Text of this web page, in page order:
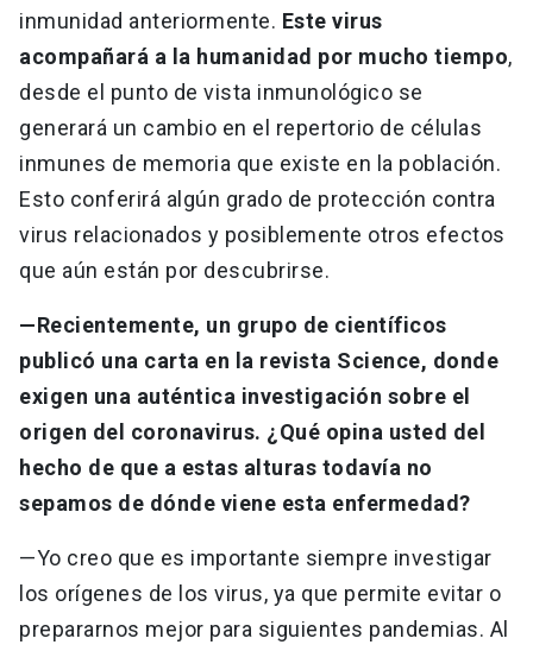
inmunidad anteriormente. Este virus
acompañará a la humanidad por mucho tiempo,
desde el punto de vista inmunológico se
generará un cambio en el repertorio de células
inmunes de memoria que existe en la población.
Esto conferirá algún grado de protección contra
virus relacionados y posiblemente otros efectos
que aún están por descubrirse.
—Recientemente, un grupo de científicos
publicó una carta en la revista Science, donde
exigen una auténtica investigación sobre el
origen del coronavirus. ¿Qué opina usted del
hecho de que a estas alturas todavía no
sepamos de dónde viene esta enfermedad?
—Yo creo que es importante siempre investigar
los orígenes de los virus, ya que permite evitar o
prepararnos mejor para siguientes pandemias. Al